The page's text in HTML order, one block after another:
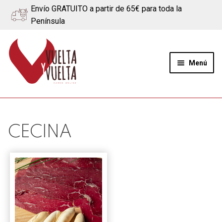
Envío GRATUITO a partir de 65€ para toda la
Península
Ir
a
navegación
Ir
al
contenido
Menú
Quiénes somos
Ternera
Cerdo
Quesos
Blog
CECINA